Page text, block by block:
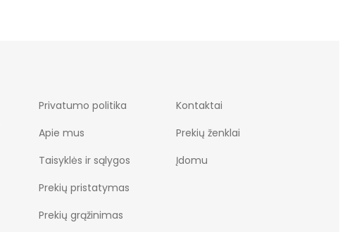
Privatumo politika
Apie mus
Taisyklės ir sąlygos
Prekių pristatymas
Prekių grąžinimas
Kontaktai
Prekių ženklai
Įdomu